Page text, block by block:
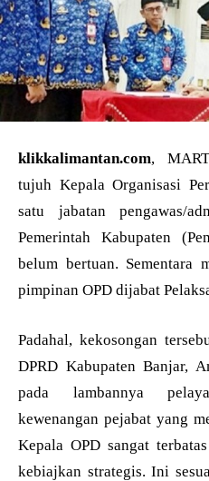
klikkalimantan.com,
tujuh Kepala Organisasi
satu jabatan pengawas/
Pemerintah Kabupaten
belum bertuan. Sementara
pimpinan OPD dijabat
Padahal, kekosongan
DPRD Kabupaten Banjar,
pada lambannya
kewenangan pejabat yang
Kepala OPD sangat
kebiajkan strategis. Ini